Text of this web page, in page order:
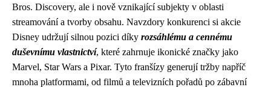
Bros. Discovery, ale i nově vznikající subjekty v oblasti
streamování a tvorby obsahu. Navzdory konkurenci si akcie
Disney udržují silnou pozici díky rozsáhlému a cennému
duševnímu vlastnictví, které zahrnuje ikonické značky jako
Marvel, Star Wars a Pixar. Tyto franšízy generují tržby napříč
mnoha platformami, od filmů a televizních pořadů po zábavní